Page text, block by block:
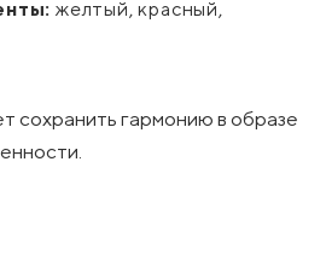
желтый, красный,
сохранить гармонию в образе